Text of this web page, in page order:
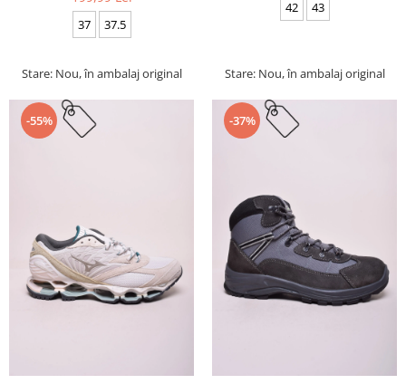
37 37.5
Stare: Nou, în ambalaj original
42 43
Stare: Nou, în ambalaj original
-55% -37%